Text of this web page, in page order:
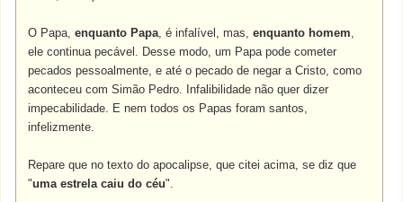
O Papa,enquanto Papa, é infalível, mas,enquanto homem,
ele continua pecável. Desse modo, um Papa pode cometer
pecados pessoalmente, e até o pecado de negar a Cristo, como
aconteceu com Simão Pedro. Infalibilidade não quer dizer
impecabilidade. E nem todos os Papas foram santos,
infelizmente.
Repare que no texto do apocalipse, que citei acima, se diz que
"uma estrela caiu do céu".